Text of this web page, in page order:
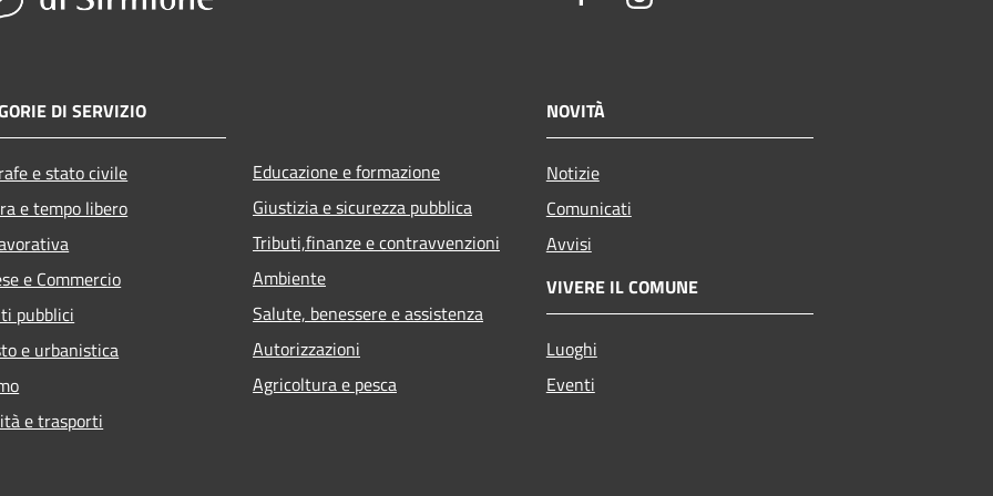
DI SERVIZIO
e stato civile
e tempo libero
e Commercio
pubblici
e urbanistica
e trasporti
Educazione e formazione
Giustizia e sicurezza pubblica
Tributi,finanze e contravvenzioni
Ambiente
Salute, benessere e assistenza
Autorizzazioni
Agricoltura e pesca
NOVITÀ
Notizie
Comunicati
Avvisi
VIVERE IL COMUNE
Luoghi
Eventi